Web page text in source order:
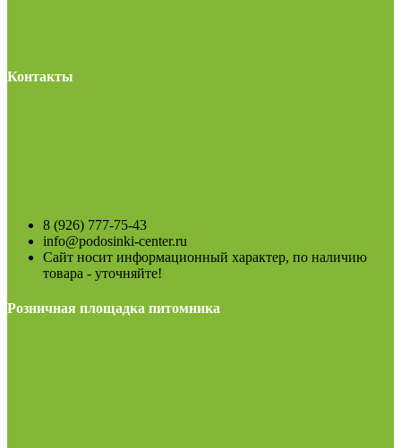
Контакты
8 (926) 777-75-43
info@podosinki-center.ru
Сайт носит информационный характер, по наличию
товара - уточняйте!
Розничная площадка питомника